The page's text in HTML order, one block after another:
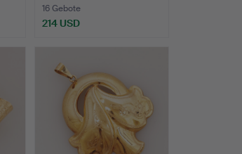
16 Gebote
214 USD